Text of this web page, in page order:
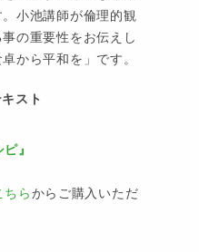
小池講師が倫理的観
の重要性をお伝えし
から平和を」です。
スト
』
ちらからご購入いただ